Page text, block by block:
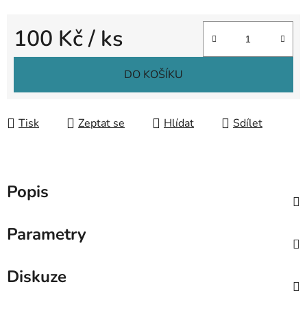
100 Kč/ ks
Měrná cena:
DO KOŠÍKU
Tisk Zeptat se Hlídat Sdílet
Popis
Parametry
Diskuze